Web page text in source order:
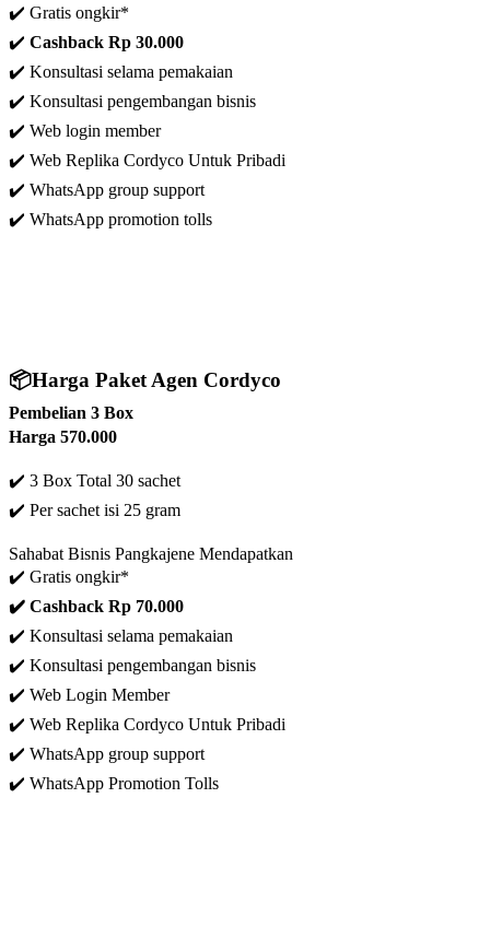
✔️ Gratis ongkir*
✔️ Cashback Rp 30.000
✔️ Konsultasi selama pemakaian
✔️ Konsultasi pengembangan bisnis
✔️ Web login member
✔️ Web Replika Cordyco Untuk Pribadi
✔️ WhatsApp group support
✔️ WhatsApp promotion tolls
📦Harga Paket Agen Cordyco
Pembelian 3 Box
Harga 570.000
✔️ 3 Box Total 30 sachet
✔️ Per sachet isi 25 gram
Sahabat Bisnis Pangkajene Mendapatkan
✔️ Gratis ongkir*
✔️ Cashback Rp 70.000
✔️ Konsultasi selama pemakaian
✔️ Konsultasi pengembangan bisnis
✔️ Web Login Member
✔️ Web Replika Cordyco Untuk Pribadi
✔️ WhatsApp group support
✔️ WhatsApp Promotion Tolls